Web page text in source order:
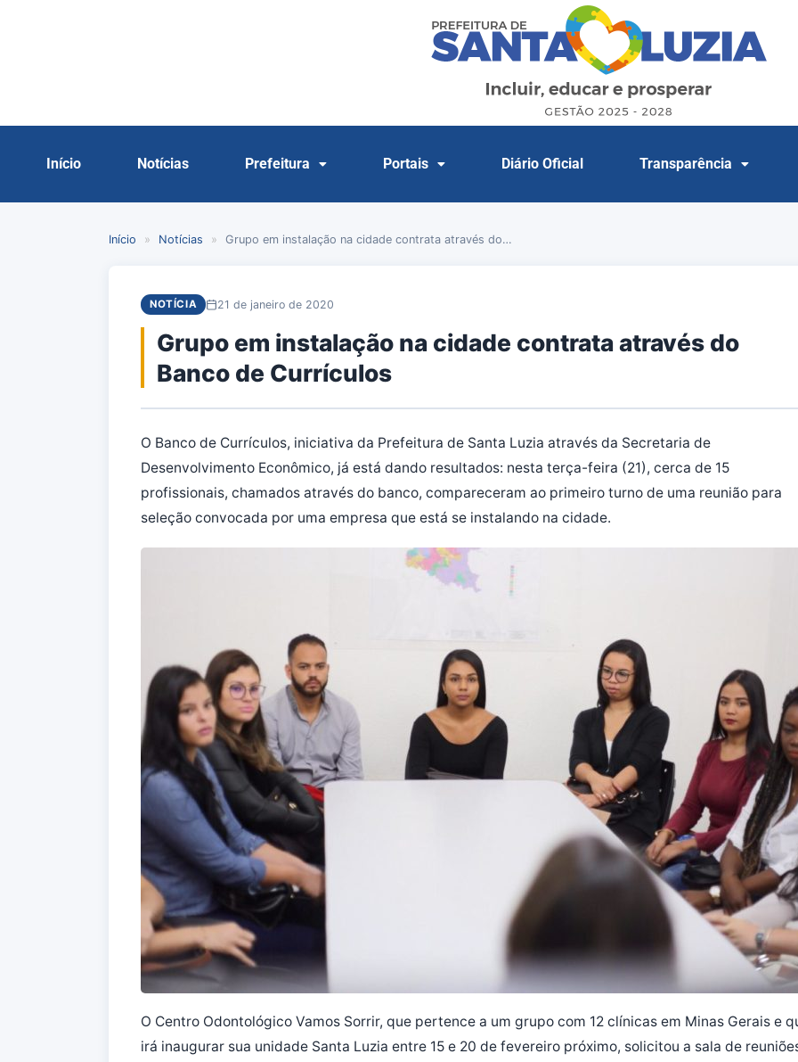
Início Notícias Prefeitura Portais Diário Oficial Transparência
Início » Notícias » Grupo em instalação na cidade contrata através do…
NOTÍCIA 21 de janeiro de 2020
Grupo em instalação na cidade contrata através do
Banco de Currículos
O Banco de Currículos, iniciativa da Prefeitura de Santa Luzia através da Secretaria de
Desenvolvimento Econômico, já está dando resultados: nesta terça-feira (21), cerca de 15
profissionais, chamados através do banco, compareceram ao primeiro turno de uma reunião para
seleção convocada por uma empresa que está se instalando na cidade.
O Centro Odontológico Vamos Sorrir, que pertence a um grupo com 12 clínicas em Minas Gerais e
irá inaugurar sua unidade Santa Luzia entre 15 e 20 de fevereiro próximo, solicitou a sala de